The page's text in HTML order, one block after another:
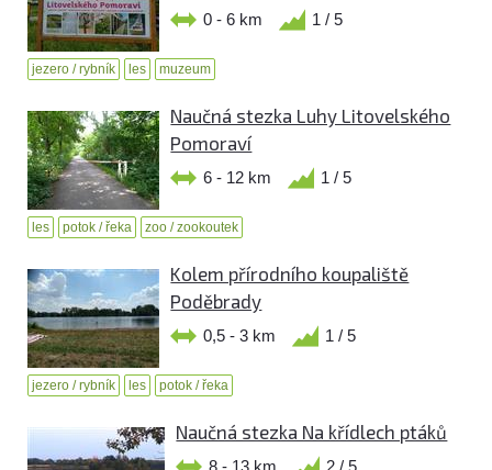
0 - 6 km 1 / 5
jezero / rybník les muzeum
Naučná stezka Luhy Litovelského
Pomoraví
6 - 12 km 1 / 5
les potok / řeka zoo / zookoutek
Kolem přírodního koupaliště
Poděbrady
0,5 - 3 km 1 / 5
jezero / rybník les potok / řeka
Naučná stezka Na křídlech ptáků